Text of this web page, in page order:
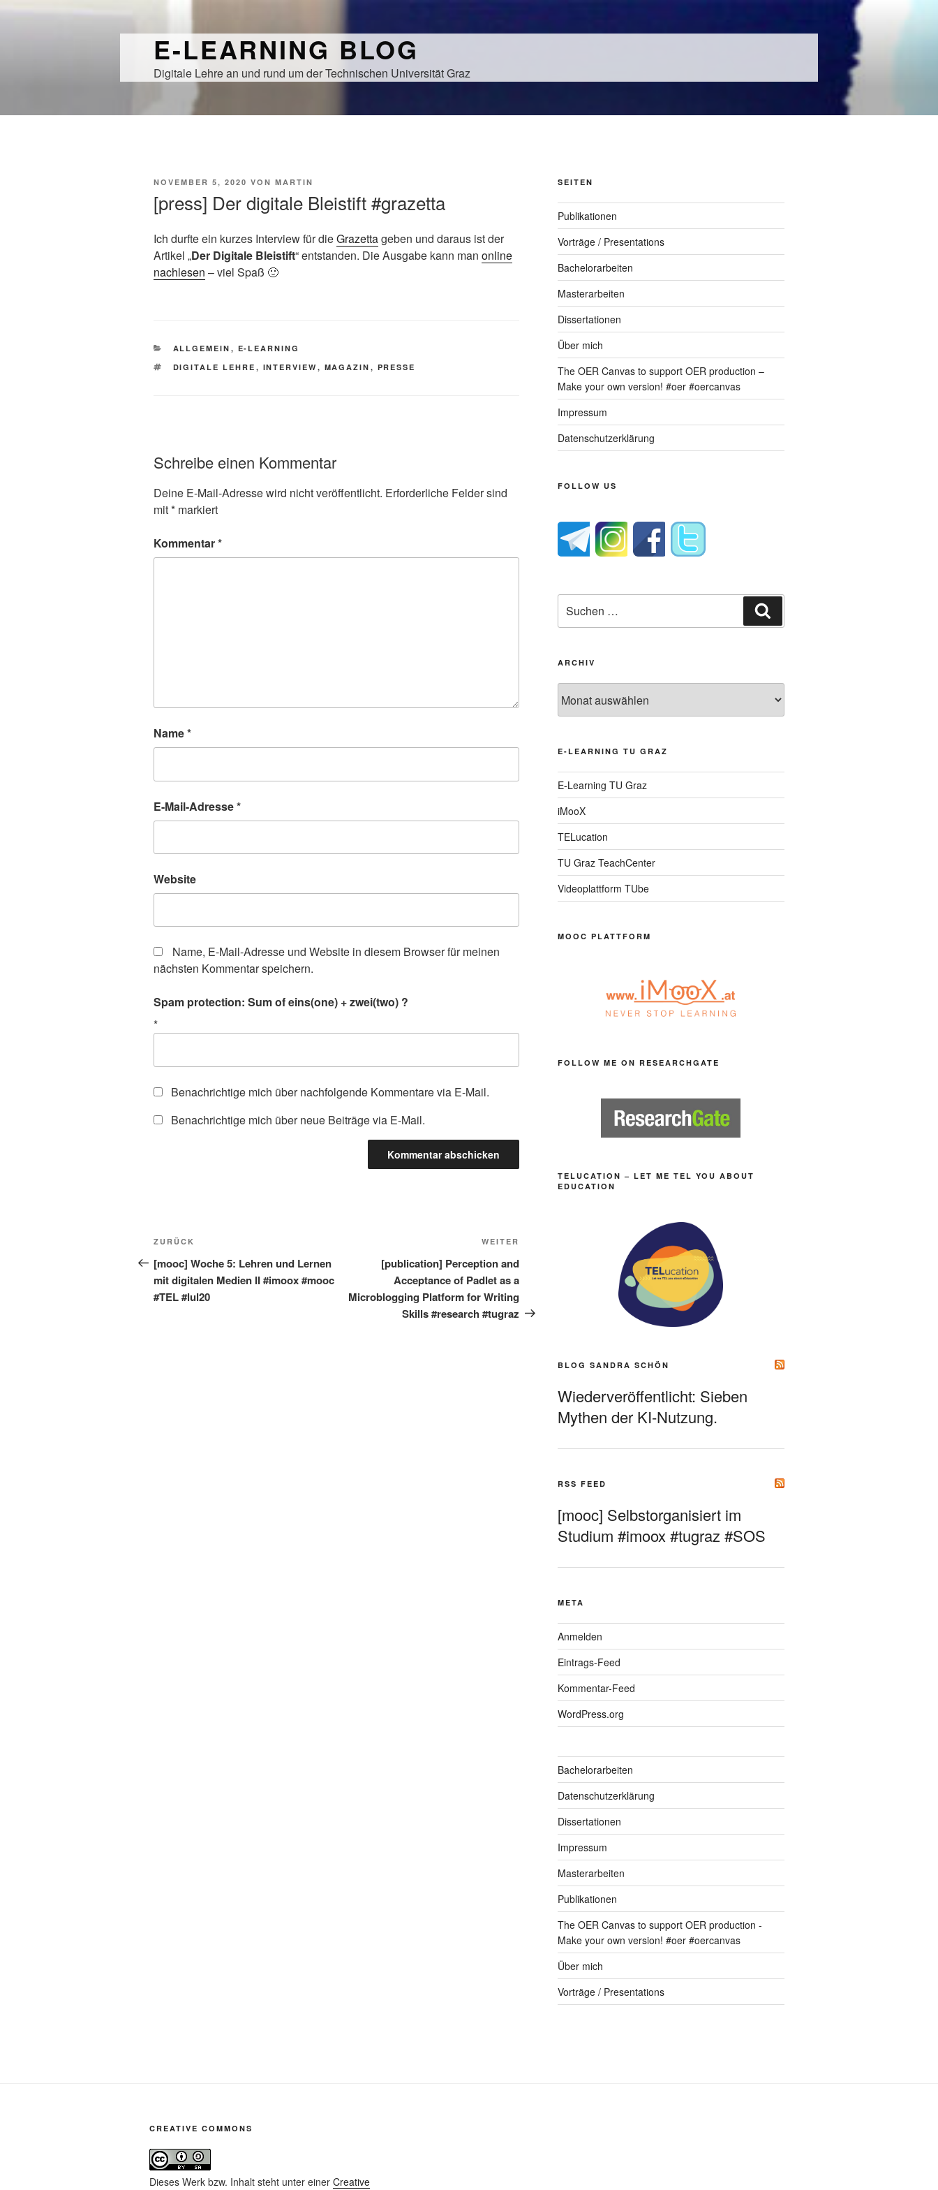
E-LEARNING BLOG
Digitale Lehre an und rund um der Technischen Universität Graz
VERÖFFENTLICHT
NOVEMBER 5, 2020 VON MARTIN
[press] Der digitale Bleistift #grazetta
Ich durfte ein kurzes Interview für dieGrazettageben und daraus ist der
Artikel „Der Digitale Bleistift“ entstanden. Die Ausgabe kann man online
nachlesen – viel Spaß 🙂
KATEGORIEN
ALLGEMEIN , E-LEARNING
SCHLAGWÖRTER
DIGITALE LEHRE , INTERVIEW , MAGAZIN , PRESSE
Schreibe einen Kommentar
Deine E-Mail-Adresse wird nicht veröffentlicht. Erforderliche Felder sind
mit* markiert
Kommentar*
Name*
E-Mail-Adresse*
Website
Name, E-Mail-Adresse und Website in diesem Browser für meinen
nächsten Kommentar speichern.
Spam protection: Sum of eins(one) + zwei(two) ?
*
Benachrichtige mich über nachfolgende Kommentare via E-Mail.
Benachrichtige mich über neue Beiträge via E-Mail.
Beitragsnavigation
Vorheriger
Beitrag
ZURÜCK
[mooc] Woche 5: Lehren und Lernen
mit digitalen Medien II #imoox #mooc
#TEL #lul20
Beitrag
WEITER
[publication] Perception and
Acceptance of Padlet as a
Microblogging Platform for Writing
Skills #research #tugraz
SEITEN
Publikationen
Vorträge / Presentations
Bachelorarbeiten
Masterarbeiten
Dissertationen
Über mich
The OER Canvas to support OER production –
Make your own version! #oer #oercanvas
Impressum
Datenschutzerklärung
FOLLOW US
nach:
ARCHIV
E-LEARNING TU GRAZ
E-Learning TU Graz
iMooX
TELucation
TU Graz TeachCenter
Videoplattform TUbe
MOOC PLATTFORM
FOLLOW ME ON RESEARCHGATE
TELUCATION – LET ME TEL YOU ABOUT
EDUCATION
BLOG SANDRA SCHÖN
Wiederveröffentlicht: Sieben
Mythen der KI-Nutzung.
RSS FEED
[mooc] Selbstorganisiert im
Studium #imoox #tugraz #SOS
META
Anmelden
Eintrags-Feed
Kommentar-Feed
WordPress.org
Bachelorarbeiten
Datenschutzerklärung
Dissertationen
Impressum
Masterarbeiten
Publikationen
The OER Canvas to support OER production -
Make your own version! #oer #oercanvas
Über mich
Vorträge / Presentations
CREATIVE COMMONS
Dieses Werk bzw. Inhalt steht unter einer Creative